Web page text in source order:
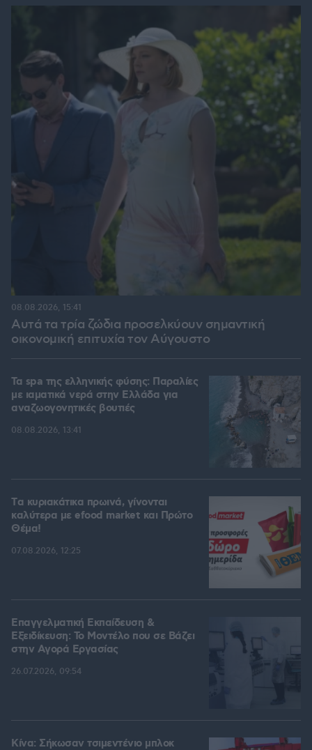
Αυτά τα τρία ζώδια προσελκύουν σημαντική
οικονομική επιτυχία τον Αύγουστο
08.08.2026, 15:41
Τα spa της ελληνικής φύσης: Παραλίες
με ιαματικά νερά στην Ελλάδα για
αναζωογονητικές βουτιές
08.08.2026, 13:41
Tα κυριακάτικα πρωινά, γίνονται
καλύτερα με efood market και Πρώτο
Θέμα!
07.08.2026, 12:25
Επαγγελματική Εκπαίδευση &
Εξειδίκευση: Το Mοντέλο που σε Bάζει
στην Aγορά Eργασίας
26.07.2026, 09:54
Κίνα: Σήκωσαν τσιμεντένιο μπλοκ